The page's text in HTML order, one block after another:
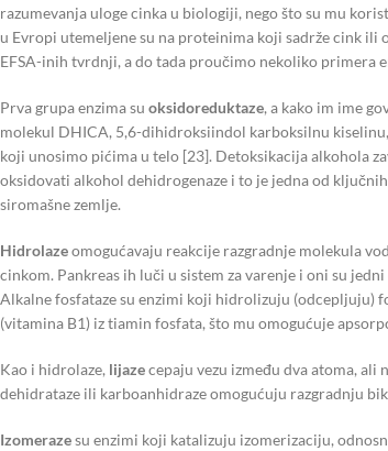
razumevanja uloge cinka u biologiji, nego što su mu
u Evropi utemeljene su na proteinima koji sadrže cink ili
EFSA-inih tvrdnji, a do tada proučimo nekoliko primera
Prva grupa enzima su oksidoreduktaze, a kako im ime
molekul DHICA, 5,6-dihidroksiindol karboksilnu
koji unosimo pićima u telo [23]. Detoksikacija alkohola
oksidovati alkohol dehidrogenaze i to je jedna od
siromašne zemlje.
Hidrolazeomogućavaju reakcije razgradnje molekula
cinkom. Pankreas ih luči u sistem za varenje i oni su
Alkalne fosfataze su enzimi koji hidrolizuju (odcepljuju)
(vitamina B1) iz tiamin fosfata, što mu omogućuje
Kao i hidrolaze, lijazecepaju vezu između dva atoma,
dehidrataze ili karboanhidraze omogućuju razgradnju
Izomerazesu enzimi koji katalizuju izomerizaciju,